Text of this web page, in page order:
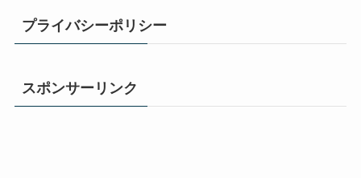
プライバシーポリシー
スポンサーリンク